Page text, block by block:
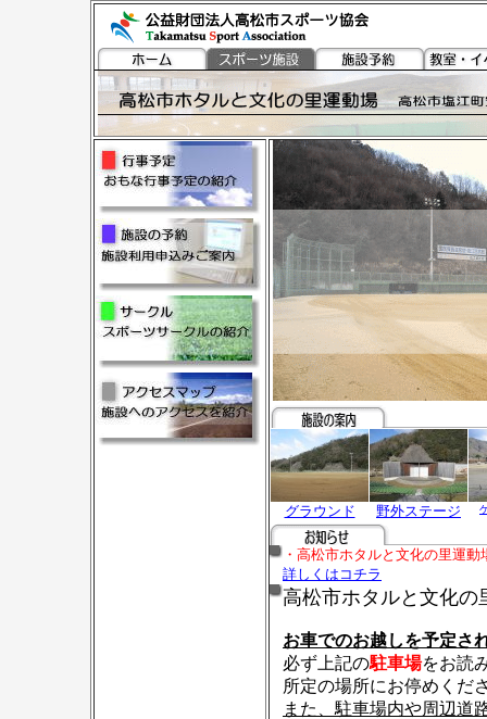
グラウンド 野外ステージ
・高松市ホタルと文化の里運
詳しくはコチラ
高松市ホタルと文化の
お車でのお越しを予定さ
必ず上記の駐車場をお読
所定の場所にお停めくだ
また、駐車場内や周辺道